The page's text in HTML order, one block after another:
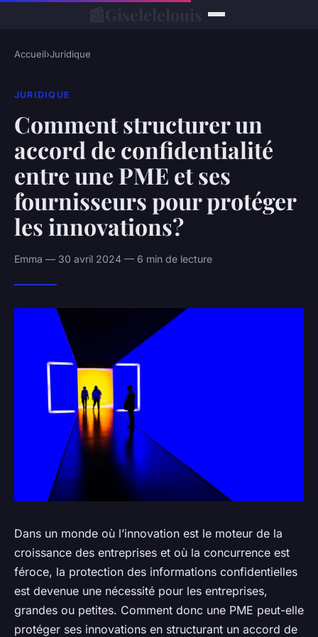
Accueil›Juridique
JURIDIQUE
Comment structurer un
accord de confidentialité
entre une PME et ses
fournisseurs pour protéger
les innovations?
Emma — 30 avril 2024 — 6 min de lecture
Dans un monde où l’innovation est le moteur de la
croissance des entreprises et où la concurrence est
féroce, la protection des informations confidentielles
est devenue une nécessité pour les entreprises,
grandes ou petites. Comment donc une PME peut-elle
protéger ses innovations en structurant un accord de